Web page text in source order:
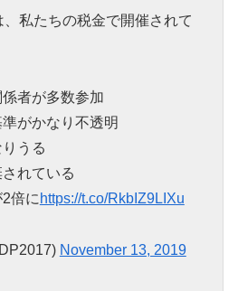
私たちの税金で開催されて
者が多数参加
がかなり不透明
うる
れている
倍に https://t.co/RkbIZ9LIXu
November 13, 2019